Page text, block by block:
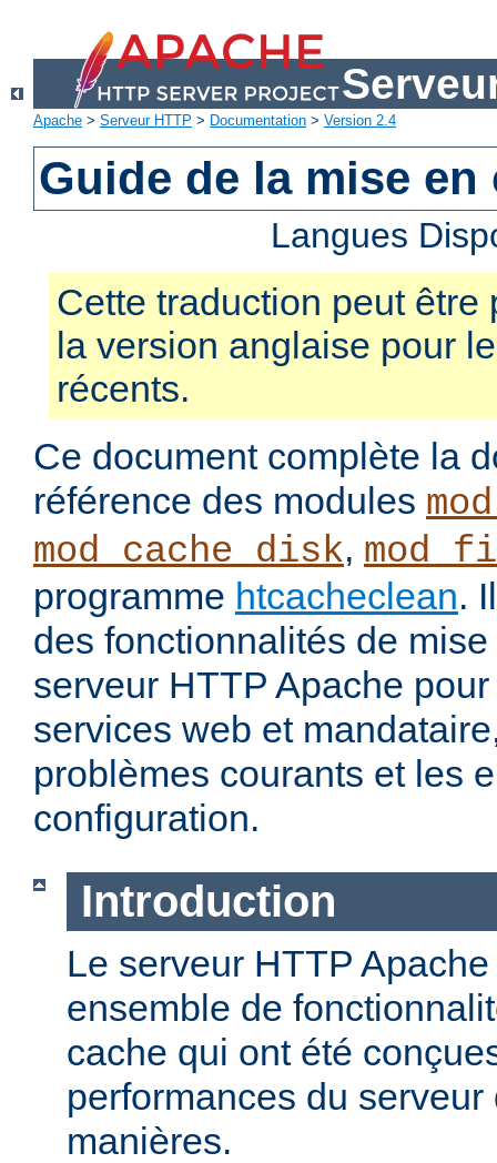
Apache > Serveur HTTP > Documentation > Version 2.4
Guide de la mise en
Langues
Cette traduction peut être
la version anglaise pour
récents.
Ce document complète la
référence des modules
mod_cache_disk,
programme htcacheclean.
des fonctionnalités de
serveur HTTP Apache
services web et
problèmes courants et les
configuration.
Introduction
Le serveur HTTP
ensemble de
cache qui ont été
performances du serveur
manières.